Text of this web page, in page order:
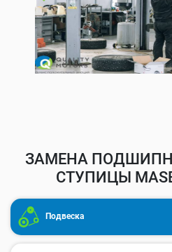
ЗАМЕНА
СТУПИЦЫ
Подвеска